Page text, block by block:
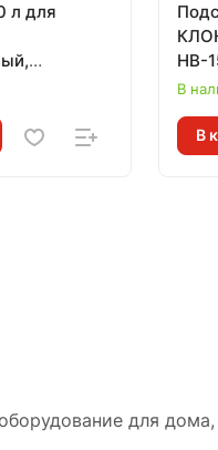
л для
НВ-
В
В
для